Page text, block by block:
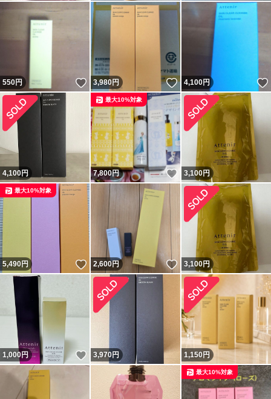
550円 いいね！
3,980円 いいね！
4,100円
4,100円 7,800円 いいね！
最大10%対象
3,100円
5,490円 いいね！
最大10%対象
2,600円 いいね！
3,100円
1,000円 いいね！
3,970円 1,150円
最大10%対象